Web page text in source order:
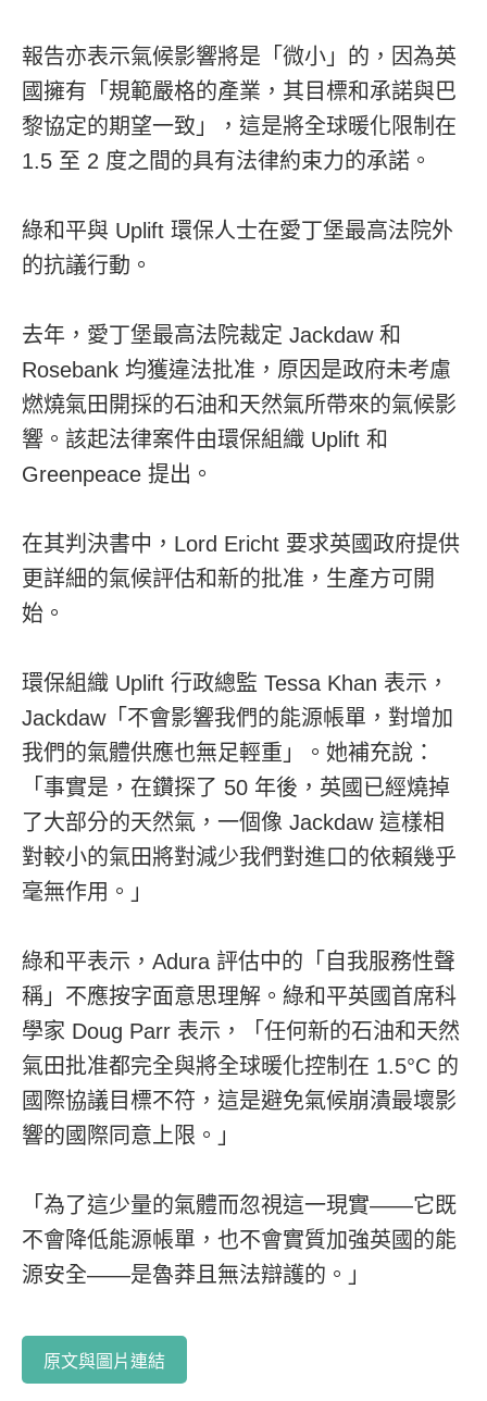
報告亦表示氣候影響將是「微小」的，因為英
國擁有「規範嚴格的產業，其目標和承諾與巴
黎協定的期望一致」，這是將全球暖化限制在
1.5 至 2 度之間的具有法律約束力的承諾。
綠和平與 Uplift 環保人士在愛丁堡最高法院外
的抗議行動。
去年，愛丁堡最高法院裁定 Jackdaw 和
Rosebank 均獲違法批准，原因是政府未考慮
燃燒氣田開採的石油和天然氣所帶來的氣候影
響。該起法律案件由環保組織 Uplift 和
Greenpeace 提出。
在其判決書中，Lord Ericht 要求英國政府提供
更詳細的氣候評估和新的批准，生產方可開
始。
環保組織 Uplift 行政總監 Tessa Khan 表示，
Jackdaw「不會影響我們的能源帳單，對增加
我們的氣體供應也無足輕重」。她補充說：
「事實是，在鑽探了 50 年後，英國已經燒掉
了大部分的天然氣，一個像 Jackdaw 這樣相
對較小的氣田將對減少我們對進口的依賴幾乎
毫無作用。」
綠和平表示，Adura 評估中的「自我服務性聲
稱」不應按字面意思理解。綠和平英國首席科
學家 Doug Parr 表示，「任何新的石油和天然
氣田批准都完全與將全球暖化控制在 1.5°C 的
國際協議目標不符，這是避免氣候崩潰最壞影
響的國際同意上限。」
「為了這少量的氣體而忽視這一現實——它既
不會降低能源帳單，也不會實質加強英國的能
源安全——是魯莽且無法辯護的。」
原文與圖片連結